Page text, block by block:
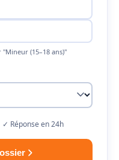
(15–18 ans)"
Réponse en 24h